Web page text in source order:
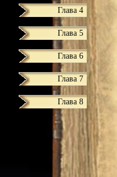
Глава 4
Глава 5
Глава 6
Глава 7
Глава 8